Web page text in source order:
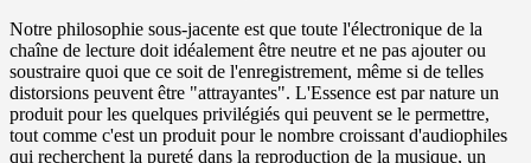
Notre philosophie sous-jacente est que toute l'électronique de la
chaîne de lecture doit idéalement être neutre et ne pas ajouter ou
soustraire quoi que ce soit de l'enregistrement, même si de telles
distorsions peuvent être "attrayantes". L'Essence est par nature un
produit pour les quelques privilégiés qui peuvent se le permettre,
tout comme c'est un produit pour le nombre croissant d'audiophiles
qui recherchent la pureté dans la reproduction de la musique, un